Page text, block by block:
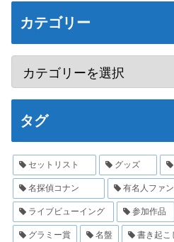
カテゴリー
タグ
セットリスト グッズ
名探偵コナン 有名人ファン
ライブビューイング 参加作品
グラミー賞 名盤 書き起こ